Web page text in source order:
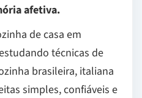
afetiva.
de casa em
técnicas de
brasileira, italiana
simples, confiáveis e